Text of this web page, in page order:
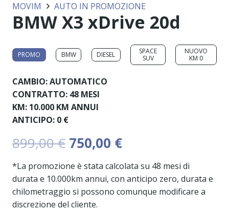
MOVIM AUTO IN PROMOZIONE
BMW X3 xDrive 20d
PROMO BMW DIESEL
SPACE
SUV
NUOVO
KM 0
CAMBIO:AUTOMATICO
CONTRATTO: 48 MESI
KM: 10.000 KM ANNUI
ANTICIPO: 0 €
899,00€ Il
prezzo
originale
era:
899,00 €.
750,00 €Il
attuale
è:
750,00 €.
*La promozione è stata calcolata su 48 mesi di
durata e 10.000km annui, con anticipo zero, durata e
chilometraggio si possono comunque modificare a
discrezione del cliente.